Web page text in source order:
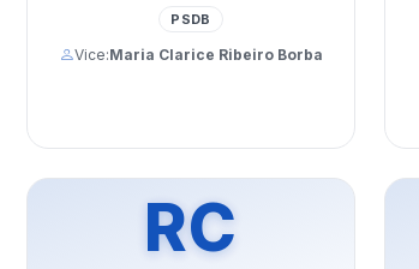
PSDB
Vice:Maria Clarice Ribeiro Borba
RC